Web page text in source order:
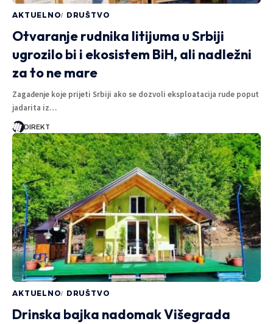
AKTUELNO DRUŠTVO
Otvaranje rudnika litijuma u Srbiji
ugrozilo bi i ekosistem BiH, ali nadležni
za to ne mare
Zagađenje koje prijeti Srbiji ako se dozvoli eksploatacija rude poput
jadarita iz…
DIREKT
AKTUELNO DRUŠTVO
Drinska bajka nadomak Višegrada